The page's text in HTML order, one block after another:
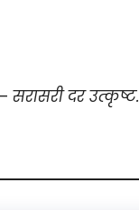
सरासरी दर उत्कृष्ट.